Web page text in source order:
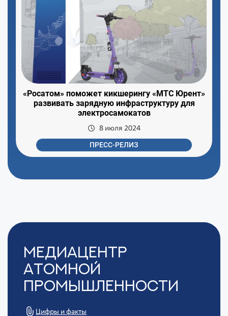
«Росатом» поможет кикшерингу «МТС Юрент»
развивать зарядную инфраструктуру для
электросамокатов
8 июля 2024
ПРЕСС-РЕЛИЗ
Медиацентр
Атомной
Промышленности
Цифры и факты